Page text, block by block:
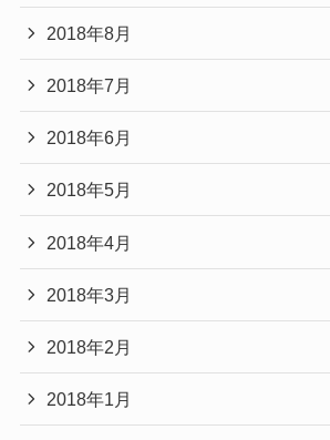
2018年8月
2018年7月
2018年6月
2018年5月
2018年4月
2018年3月
2018年2月
2018年1月